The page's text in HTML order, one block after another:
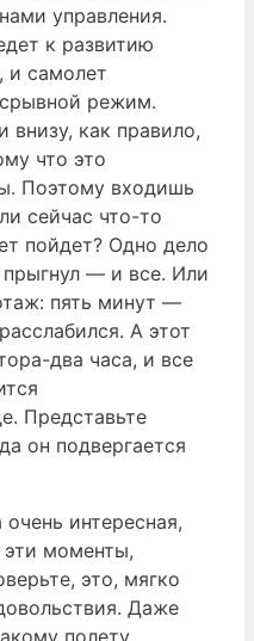
управления.
к развитию
и самолет
срывной режим.
внизу, как правило,
что это
Поэтому входишь
сейчас что-то
пойдет? Одно дело
— и все. Или
пять минут —
А этот
два часа, и все
Представьте
он подвергается
интересная,
моменты,
это, мягко
Даже
полету,